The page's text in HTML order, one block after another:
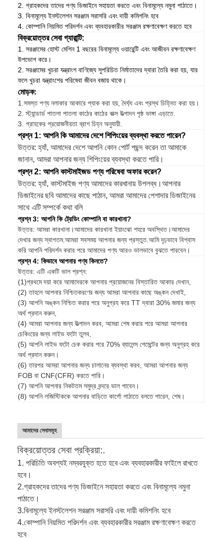
2. গ্রাহকদের তাদের পণ্য ডিজাইনে সহায়তা করতে এবং বিনামূল্যে নমুনা পাঠাতে।
3. বিনামূল্যে ইনস্টলেশন সরঞ্জাম সরাসরি এবং দায়ী কমিশনিং হবে
4. কোম্পানি নিয়মিত পরিদর্শন এবং ব্যবহারকারীর সরঞ্জাম রক্ষণাবেক্ষণ করতে হবে
বিক্রয়োত্তর সেবা গ্যারান্টি:
1. সরঞ্জামের হোস্ট মেশিন 1 বছরের বিনামূল্যে ওয়ারেন্টি এবং আজীবন রক্ষণাবেক্ষণ
উপভোগ করে।
2. সরঞ্জামের খুচরা যন্ত্রাংশ বাণিজ্যে সুপরিচিত নির্মাতাদের দ্বারা তৈরি করা হয়, যার
ফলে খুচরা যন্ত্রাংশের পরিষেবা জীবন বজায় থাকে।
মোড়ক:
1.সমস্ত পণ্য নলাকার আকারে প্যাক করা হয়, দৈর্ঘ্য এবং প্রস্থ চিহ্নিত করা হয়।
2. স্ট্যান্ডার্ড পাতলা পাতলা কাঠের কাঠের বাক্স উত্পাদন পৃষ্ঠ ভাঙ্গা এড়াতে.
3. গ্রাহকের প্রয়োজনীয়তা ব্রাশ চিহ্ন অনুযায়ী.
প্রশ্ন 1: আপনি কি আমাদের দেশে শিপিংয়ের ব্যবস্থা করতে পারেন?
উত্তর: হ্যাঁ, আমাদের দেশে আপনি কোন পোর্ট পছন্দ করেন তা আমাকে
জানান, আমরা আপনার জন্য শিপিংয়ের ব্যবস্থা করতে পারি।
প্রশ্ন 2: আপনি কাস্টমাইজড পণ্য পরিষেবা অফার করেন?
উত্তর: হ্যাঁ, কাস্টমাইজ পণ্য আমাদের কারখানায় উপলব্ধ।আপনার
ডিজাইনের ছবি আমাদের কাছে পাঠান, আমরা আমাদের পেশাদার ডিজাইনের
সাথে এটি সম্পর্কে কথা বলি
প্রশ্ন 3: আপনি কি ট্রেডিং কোম্পানি বা কারখানা?
উত্তর: আমরা কারখানা।আমাদের কারখানা ইয়াংঝো শহরে অবস্থিত।আমাদের
দেখার জন্য স্বাগতম.আমরা সবসময় আপনার জন্য প্রস্তুত.আমি দৃঢ়ভাবে বিশ্বাস
করি আপনি পরিদর্শন করার পরে আমাদের পণ্য আরও ভালভাবে বুঝতে পারবেন।
প্রশ্ন 4: কিভাবে আপনার পণ্য কিনতে?
উত্তর: এটি একটি ভাল প্রশ্ন:
(1)প্রথমে দয়া করে আমাদেরকে আপনার প্রয়োজনের বিস্তারিত আকার দেখান,
(2) তাহলে আপনার নিশ্চিতকরণের জন্য আমরা আপনার কাছে অঙ্কন দেখাই,
(3) আপনি অঙ্কন নিশ্চিত করার পরে অনুগ্রহ করে TT দ্বারা 30% জমার জন্য
অর্থ প্রদান করুন,
(4) আমরা আপনার জন্য উত্পাদন করব, আমরা শেষ করার পরে আমরা আপনার
চেকিংয়ের জন্য লাইভ ফটো তুলব,
(5) আপনি লাইভ ফটো চেক করার পরে 70% ব্যালেন্স পেমেন্টের জন্য অনুগ্রহ করে
অর্থ প্রদান করুন।
(6) তারপর আমরা আপনার জন্য চালানের ব্যবস্থা করব, আমরা আপনার জন্য
FOB বা CNF(CFR) করতে পারি।
(7) আপনি আপনার নিকটতম সমুদ্র বন্দরে ভাল পাবেন।
(8) আপনি লজিস্টিককে আপনার বাড়িতে কার্গো পাঠাতে বলতে পারেন, শেষ।
আমাদের সেবাসমূহ
বিক্রয়োত্তর সেবা প্রক্রিয়া:.
1. পরিচিতি অবশ্যই নম্বরযুক্ত হতে হবে এবং ব্যবহারকারীর ফাইলে রাখতে
হবে।
2.গ্রাহকদের তাদের পণ্য ডিজাইনে সহায়তা করতে এবং বিনামূল্যে নমুনা
পাঠাতে।
3.বিনামূল্যে ইনস্টলেশন সরঞ্জাম সরাসরি এবং দায়ী কমিশনিং হবে
4.কোম্পানি নিয়মিত পরিদর্শন এবং ব্যবহারকারীর সরঞ্জাম রক্ষণাবেক্ষণ করতে
হবে